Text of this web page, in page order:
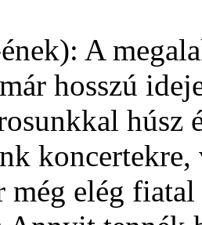
A
hosszú
még elég